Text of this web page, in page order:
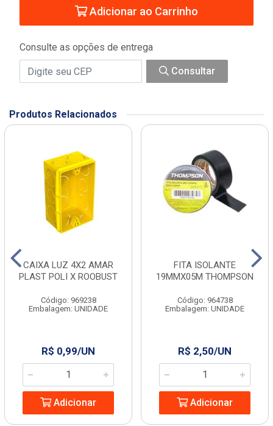
Adicionar ao Carrinho
Consulte as opções de entrega
Consultar
Produtos Relacionados
CAIXA LUZ 4X2 AMAR
PLAST POLI X ROOBUST
Código: 969238
Embalagem: UNIDADE
R$ 0,99/UN
Adicionar
FITA ISOLANTE
19MMX05M THOMPSON
Código: 964738
Embalagem: UNIDADE
R$ 2,50/UN
Adicionar